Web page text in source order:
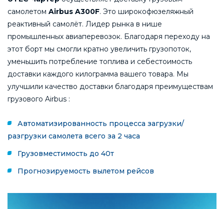
самолетом Airbus A300F. Это широкофюзеляжный
реактивный самолёт. Лидер рынка в нише
промышленных авиаперевозок. Благодаря переходу на
этот борт мы смогли кратно увеличить грузопоток,
уменьшить потребление топлива и себестоимость
доставки каждого килограмма вашего товара. Мы
улучшили качество доставки благодаря преимуществам
грузового Airbus :
Автоматизированность процесса загрузки/
разгрузки самолета всего за 2 часа
Грузовместимость до 40т
Прогнозируемость вылетом рейсов